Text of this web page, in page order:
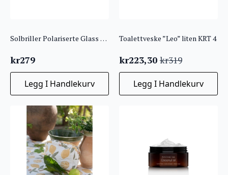
Solbriller Polariserte Glass Gul
kr279
Legg I Handlekurv
Toalettveske ”Leo” liten KRT 4
kr319
Opprinnelig
pris
var:
kr319.
kr223,30
Nåværende
pris
kr223,30.
Legg I Handlekurv